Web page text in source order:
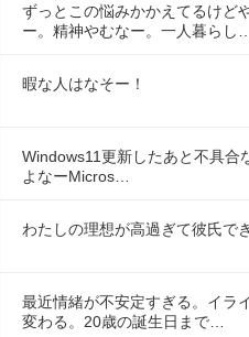
ずっとこの悩みかかえてるけど
ー。精神やむなー。一人暮らし…
暇な人はなそー！
Windows11更新したあと不具合
よなーMicros…
わたしの理想が高過ぎて彼氏で
最近情緒が不安定すぎる。イラ
変わる。20歳の誕生日まで…